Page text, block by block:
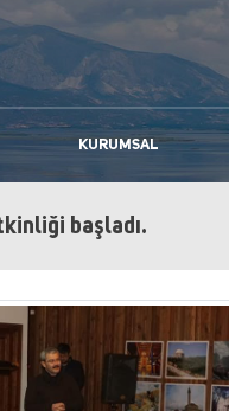
KURUMSAL
başladı.